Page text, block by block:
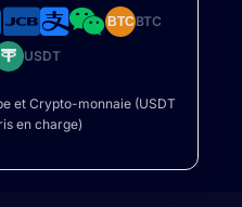
BTCBTC
USDT
et Crypto-monnaie (USDT
en charge)